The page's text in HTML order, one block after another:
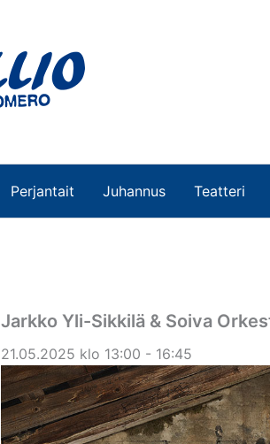
Perjantait Juhannus Teatteri
Jarkko Yli-Sikkilä & Soiva
21.05.2025 klo 13:00 - 16:45